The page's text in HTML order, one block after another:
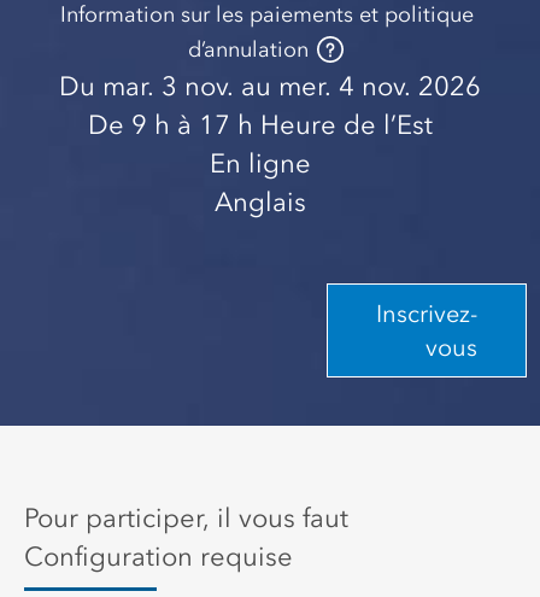
Information sur les paiements et politique
d’annulation
Du mar. 3 nov. au mer. 4 nov. 2026
Inscrivez-
vous
De 9 h à 17 h Heure de l’Est
En ligne
Anglais
Pour participer, il vous faut
Configuration requise